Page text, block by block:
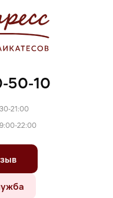
50-10
21:00
22:00